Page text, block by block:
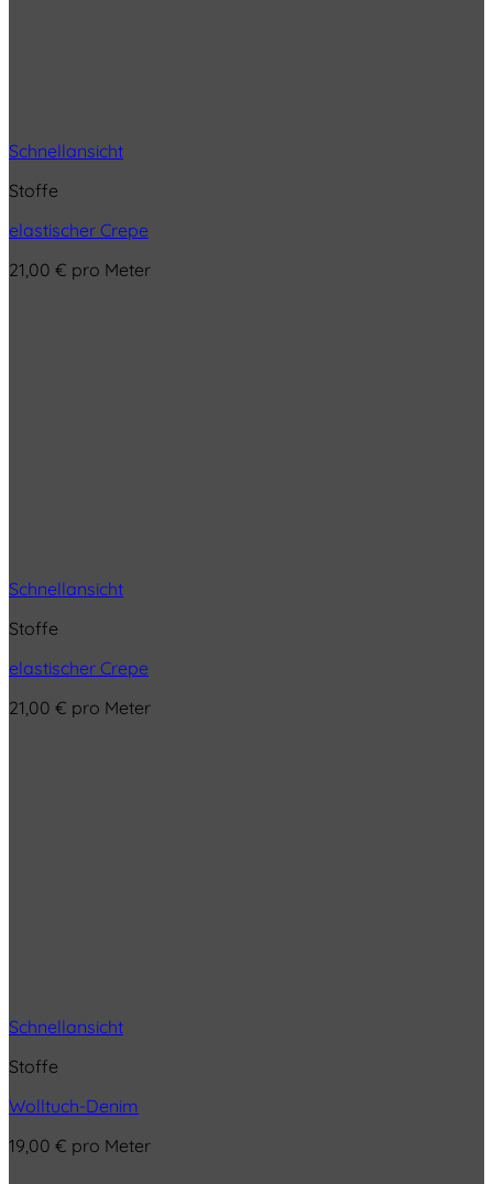
Schnellansicht
Stoffe
elastischer Crepe
21,00 € pro Meter
Schnellansicht
Stoffe
elastischer Crepe
21,00 € pro Meter
Schnellansicht
Stoffe
Wolltuch-Denim
19,00 € pro Meter